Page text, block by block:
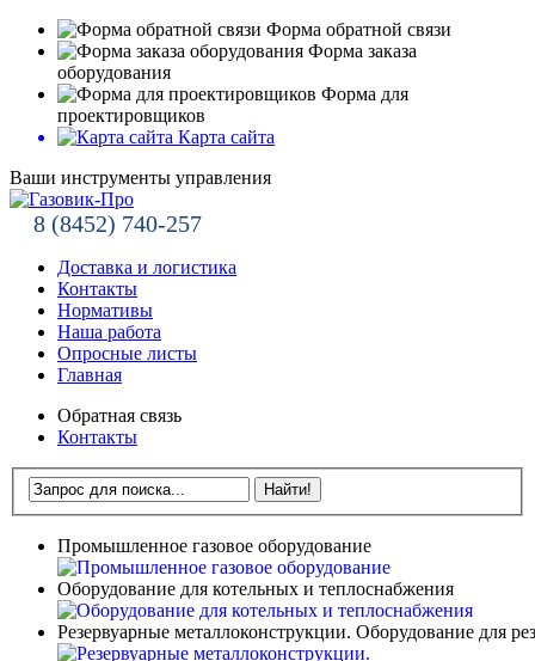
Форма обратной связи
Форма заказа
оборудования
Форма для
проектировщиков
Карта сайта
Ваши инструменты управления
8 (8452) 740-257
Доставка и логистика
Контакты
Нормативы
Наша работа
Опросные листы
Главная
Обратная связь
Контакты
Промышленное газовое оборудование
Оборудование для котельных и теплоснабжения
Резервуарные металлоконструкции. Оборудование для